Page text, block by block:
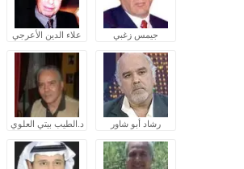
جيمس زغبي علاء الدين الأعرجي
رشاد أبو شاور د.الطيب بيتي العلوي